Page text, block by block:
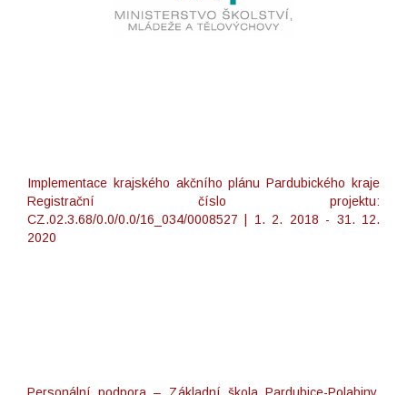
Implementace krajského akčního plánu Pardubického kraje
Registrační číslo projektu:
CZ.02.3.68/0.0/0.0/16_034/0008527 | 1. 2. 2018 - 31. 12.
2020